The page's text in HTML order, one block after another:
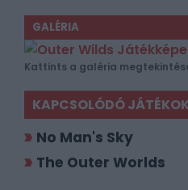
GALÉRIA
Kattints a galéria
KAPCSOLÓDÓ
No Man's Sky
The Outer Worlds